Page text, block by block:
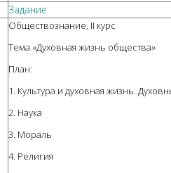
Задание
Обществознание, II курс
Тема «Духовная жизнь общества»
План:
1. Культура и духовная жизнь.
2. Наука
3. Мораль
4. Религия